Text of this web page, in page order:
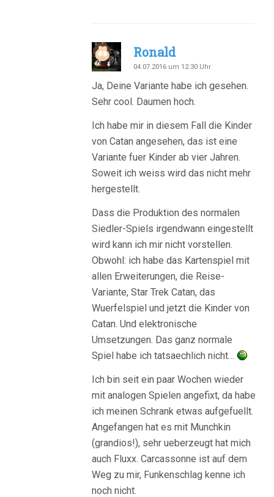
Ronald
04.07.2016 um 12:30 Uhr
Ja, Deine Variante habe ich gesehen.
Sehr cool. Daumen hoch.
Ich habe mir in diesem Fall die Kinder
von Catan angesehen, das ist eine
Variante fuer Kinder ab vier Jahren.
Soweit ich weiss wird das nicht mehr
hergestellt.
Dass die Produktion des normalen
Siedler-Spiels irgendwann eingestellt
wird kann ich mir nicht vorstellen.
Obwohl: ich habe das Kartenspiel mit
allen Erweiterungen, die Reise-
Variante, Star Trek Catan, das
Wuerfelspiel und jetzt die Kinder von
Catan. Und elektronische
Umsetzungen. Das ganz normale
Spiel habe ich tatsaechlich nicht…
Ich bin seit ein paar Wochen wieder
mit analogen Spielen angefixt, da habe
ich meinen Schrank etwas aufgefuellt.
Angefangen hat es mit Munchkin
(grandios!), sehr ueberzeugt hat mich
auch Fluxx. Carcassonne ist auf dem
Weg zu mir, Funkenschlag kenne ich
noch nicht.